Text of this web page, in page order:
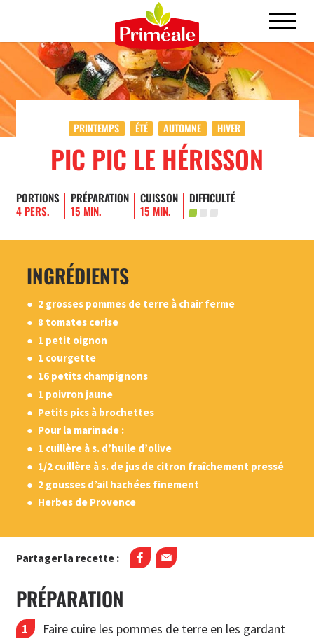
PRINTEMPS ÉTÉ AUTOMNE HIVER
PIC PIC LE HÉRISSON
PORTIONS
4 PERS.
PRÉPARATION
15 MIN.
CUISSON
15 MIN.
DIFFICULTÉ
INGRÉDIENTS
2 grosses pommes de terre à chair ferme
8 tomates cerise
1 petit oignon
1 courgette
16 petits champignons
1 poivron jaune
Petits pics à brochettes
Pour la marinade :
1 cuillère à s. d’huile d’olive
1/2 cuillère à s. de jus de citron fraîchement pressé
2 gousses d’ail hachées finement
Herbes de Provence
Partager la recette :
PRÉPARATION
Faire cuire les pommes de terre en les gardant